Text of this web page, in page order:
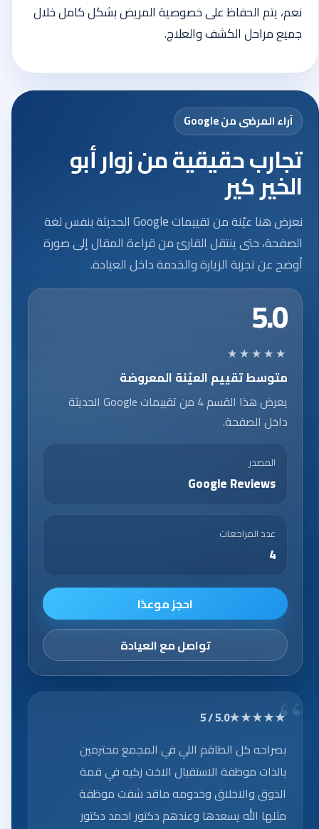
نعم، يتم الحفاظ على خصوصية المريض بشكل كامل خلال
جميع مراحل الكشف والعلاج.
آراء المرضى من Google
تجارب حقيقية من زوار أبو
الخير كير
نعرض هنا عيّنة من تقييمات Google الحديثة بنفس لغة
الصفحة، حتى ينتقل القارئ من قراءة المقال إلى صورة
أوضح عن تجربة الزيارة والخدمة داخل العيادة.
5.0
★★★★★
متوسط تقييم العيّنة المعروضة
يعرض هذا القسم 4 من تقييمات Google الحديثة
داخل الصفحة.
المصدر
Google Reviews
عدد المراجعات
4
احجز موعدًا
تواصل مع العيادة
★★★★★
5.0 / 5
بصراحه كل الطاقم اللي في المجمع محترمين
بالذات موظفة الاستقبال الاخت زكيه في قمة
الذوق والاخلاق وخدومه ماقد شفت موظفة
مثلها الله يسعدها وعندهم دكتور احمد دكتور